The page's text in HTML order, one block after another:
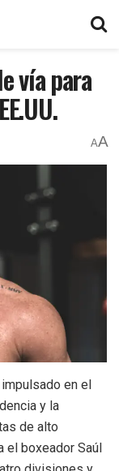
vía para
AA
en el
y la
de alto
el boxeador Saúl